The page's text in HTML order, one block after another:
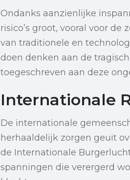
Ondanks aanzienlijke
risico’s groot, vooral voor
van traditionele en
doen denken aan de
toegeschreven aan deze
Internationale
De internationale
herhaaldelijk zorgen geuit
de Internationale
spanningen die verergerd